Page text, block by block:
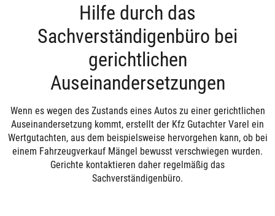
Hilfe durch das
Sachverständigenbüro bei
gerichtlichen
Auseinandersetzungen
Wenn es wegen des Zustands eines Autos zu einer gerichtlichen
Auseinandersetzung kommt, erstellt der Kfz Gutachter Varel ein
Wertgutachten, aus dem beispielsweise hervorgehen kann, ob bei
einem Fahrzeugverkauf Mängel bewusst verschwiegen wurden.
Gerichte kontaktieren daher regelmäßig das
Sachverständigenbüro.